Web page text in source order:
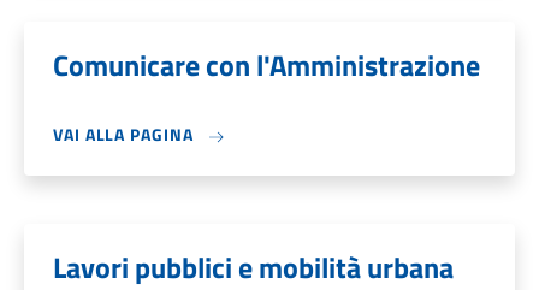
Comunicare con l'Amministrazione
VAI ALLA PAGINA
Lavori pubblici e mobilità urbana